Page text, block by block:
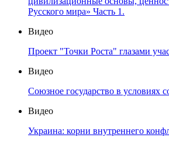
Русского мира» Часть 1.
Видео
Проект "Точки Роста" глазами
Видео
Союзное государство в условиях
Видео
Украина: корни внутреннего